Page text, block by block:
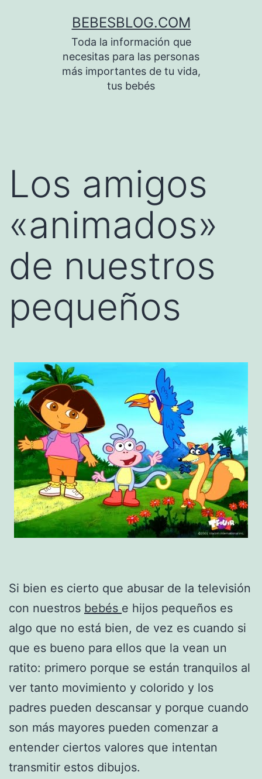
BEBESBLOG.COM
Toda la información que
necesitas para las personas
más importantes de tu vida,
tus bebés
Los amigos
«animados»
de nuestros
pequeños
Si bien es cierto que abusar de la televisión
con nuestros bebés e hijos pequeños es
algo que no está bien, de vez es cuando si
que es bueno para ellos que la vean un
ratito: primero porque se están tranquilos al
ver tanto movimiento y colorido y los
padres pueden descansar y porque cuando
son más mayores pueden comenzar a
entender ciertos valores que intentan
transmitir estos dibujos.